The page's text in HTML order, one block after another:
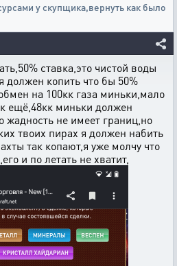
у скупщика,вернуть как было
ставка,это чистой воды
должен копить что бы 50%
на 100кк газа миньки,мало
ещё,48кк миньки должен
жадность не имеет границ,но
твоих пирах я должен набить
так копают,я уже молчу что
и по летать не хватит,